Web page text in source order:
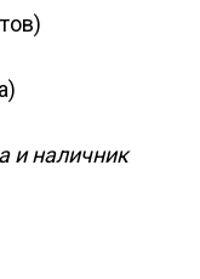
и наличник